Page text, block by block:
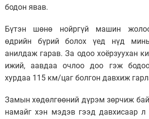
бодон явав.
Бүтэн шөнө нойргүй машин
өдрийн бүрий болох үед нүд
анилдаж гарав. За одоо хоёрзуухан
ижий, аавдаа очлоо доо гэж
хурдаа 115 км/цаг болгон давхиж
Замын хөдөлгөөний дүрэм зөрчиж
намайг хэн мэдэв гээд давхисаар л